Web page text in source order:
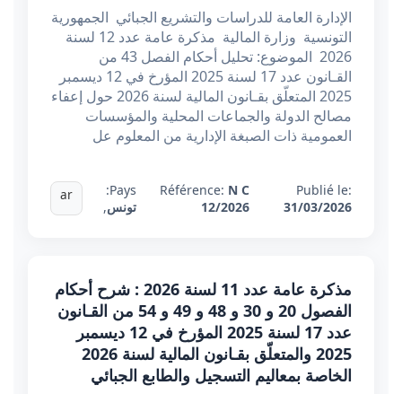
الإدارة العامة للدراسات والتشريع الجبائي الجمهورية
التونسية وزارة المالية مذكرة عامة عدد 12 لسنة
2026 الموضوع: تحليل أحكام الفصل 43 من
القـانون عدد 17 لسنة 2025 المؤرخ في 12 ديسمبر
2025 المتعلّق بقـانون المالية لسنة 2026 حول إعفاء
مصالح الدولة والجماعات المحلية والمؤسسات
العمومية ذات الصبغة الإدارية من المعلوم عل
Publié le:
31/03/2026
Référence: N C
12/2026
Pays:
تونس,
ar
مذكرة عامة عدد 11 لسنة 2026 : شرح أحكام
الفصول 20 و 30 و 48 و 49 و 54 من القـانون
عدد 17 لسنة 2025 المؤرخ في 12 ديسمبر
2025 والمتعلّق بقـانون المالية لسنة 2026
الخاصة بمعاليم التسجيل والطابع الجبائي